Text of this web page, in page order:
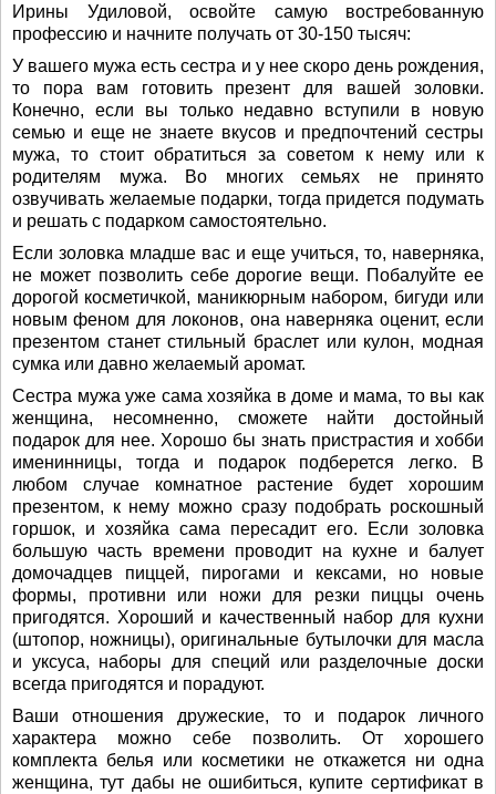
Ирины Удиловой, освойте самую востребованную
профессию и начните получать от 30-150 тысяч:
У вашего мужа есть сестра и у нее скоро день рождения,
то пора вам готовить презент для вашей золовки.
Конечно, если вы только недавно вступили в новую
семью и еще не знаете вкусов и предпочтений сестры
мужа, то стоит обратиться за советом к нему или к
родителям мужа. Во многих семьях не принято
озвучивать желаемые подарки, тогда придется подумать
и решать с подарком самостоятельно.
Если золовка младше вас и еще учиться, то, наверняка,
не может позволить себе дорогие вещи. Побалуйте ее
дорогой косметичкой, маникюрным набором, бигуди или
новым феном для локонов, она наверняка оценит, если
презентом станет стильный браслет или кулон, модная
сумка или давно желаемый аромат.
Сестра мужа уже сама хозяйка в доме и мама, то вы как
женщина, несомненно, сможете найти достойный
подарок для нее. Хорошо бы знать пристрастия и хобби
именинницы, тогда и подарок подберется легко. В
любом случае комнатное растение будет хорошим
презентом, к нему можно сразу подобрать роскошный
горшок, и хозяйка сама пересадит его. Если золовка
большую часть времени проводит на кухне и балует
домочадцев пиццей, пирогами и кексами, но новые
формы, противни или ножи для резки пиццы очень
пригодятся. Хороший и качественный набор для кухни
(штопор, ножницы), оригинальные бутылочки для масла
и уксуса, наборы для специй или разделочные доски
всегда пригодятся и порадуют.
Ваши отношения дружеские, то и подарок личного
характера можно себе позволить. От хорошего
комплекта белья или косметики не откажется ни одна
женщина, тут дабы не ошибиться, купите сертификат в